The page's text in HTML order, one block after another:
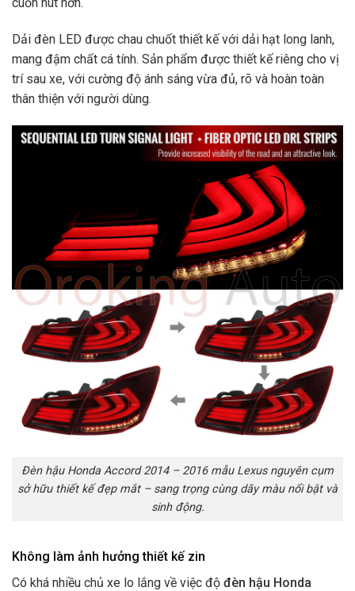
cuốn hút hơn.
Dải đèn LED được chau chuốt thiết kế với dải hạt long lanh,
mang đậm chất cá tính. Sản phẩm được thiết kế riêng cho vị
trí sau xe, với cường độ ánh sáng vừa đủ, rõ và hoàn toàn
thân thiện với người dùng.
Đèn hậu Honda Accord 2014 – 2016 mẫu Lexus nguyên cụm
sở hữu thiết kế đẹp mắt – sang trọng cùng dãy màu nổi bật và
sinh động.
Không làm ảnh hưởng thiết kế zin
Có khá nhiều chủ xe lo lắng về việc độ đèn hậu Honda